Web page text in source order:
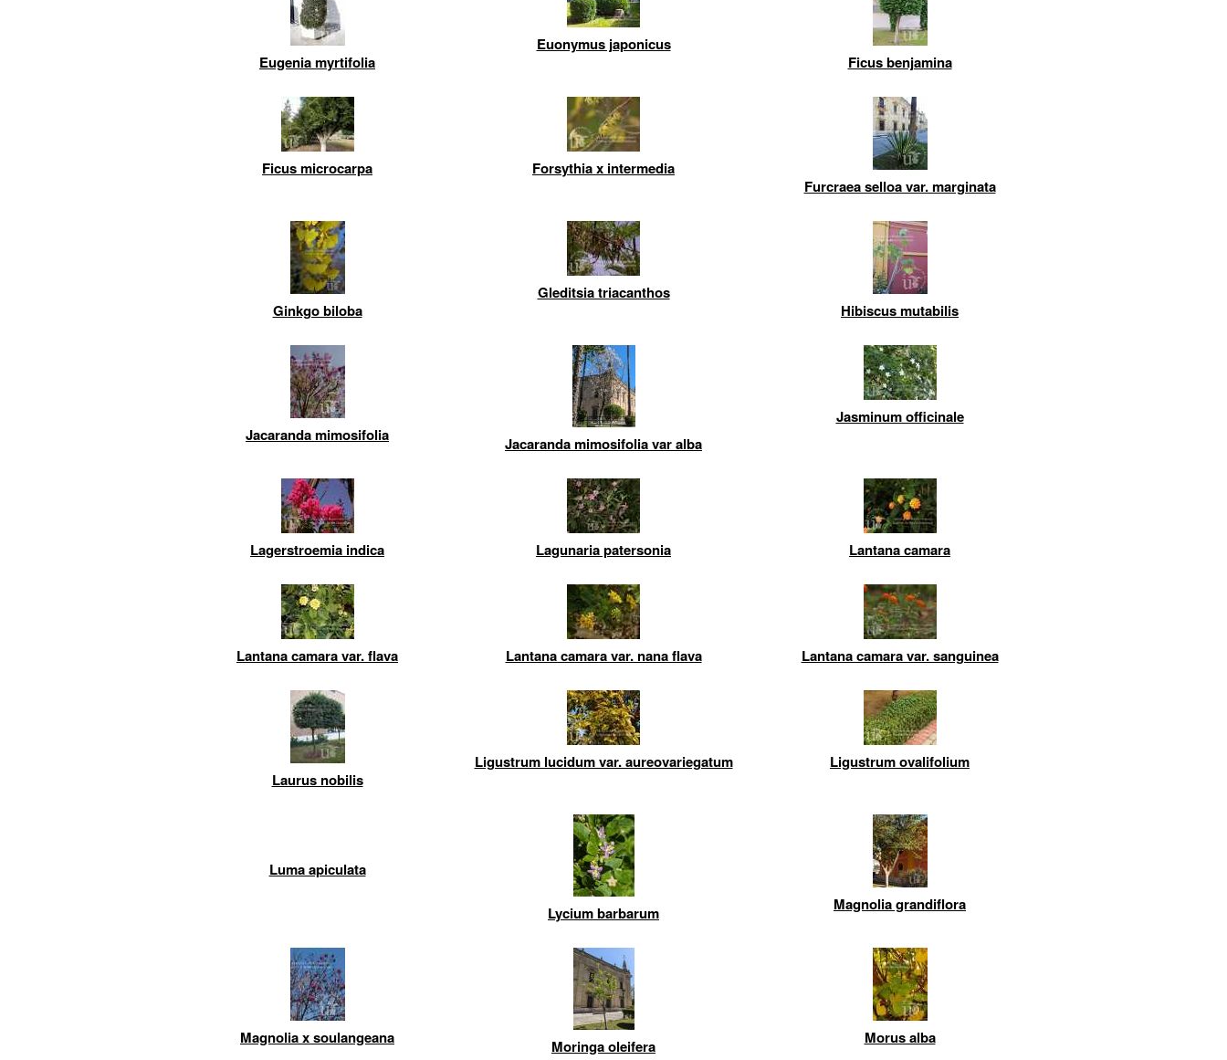
Eugenia myrtifolia
Euonymus japonicus
Ficus benjamina
Ficus microcarpa
Forsythia x intermedia
Furcraea selloa var. marginata
Ginkgo biloba
Gleditsia triacanthos
Hibiscus mutabilis
Jacaranda mimosifolia Jacaranda mimosifolia var alba
Jasminum officinale
Lagerstroemia indica Lagunaria patersonia Lantana camara
Lantana camara var. flava Lantana camara var. nana flava Lantana camara var. sanguinea
Laurus nobilis
Ligustrum lucidum var. aureovariegatum Ligustrum ovalifolium
Luma apiculata
Lycium barbarum Magnolia grandiflora
Magnolia x soulangeana Moringa oleifera Morus alba